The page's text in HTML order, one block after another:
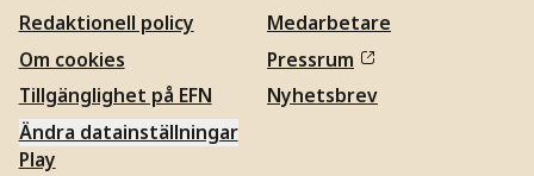
Redaktionell policy
Om cookies
Tillgänglighet på EFN
Ändra datainställningar
Medarbetare
Pressrum
Nyhetsbrev
Play